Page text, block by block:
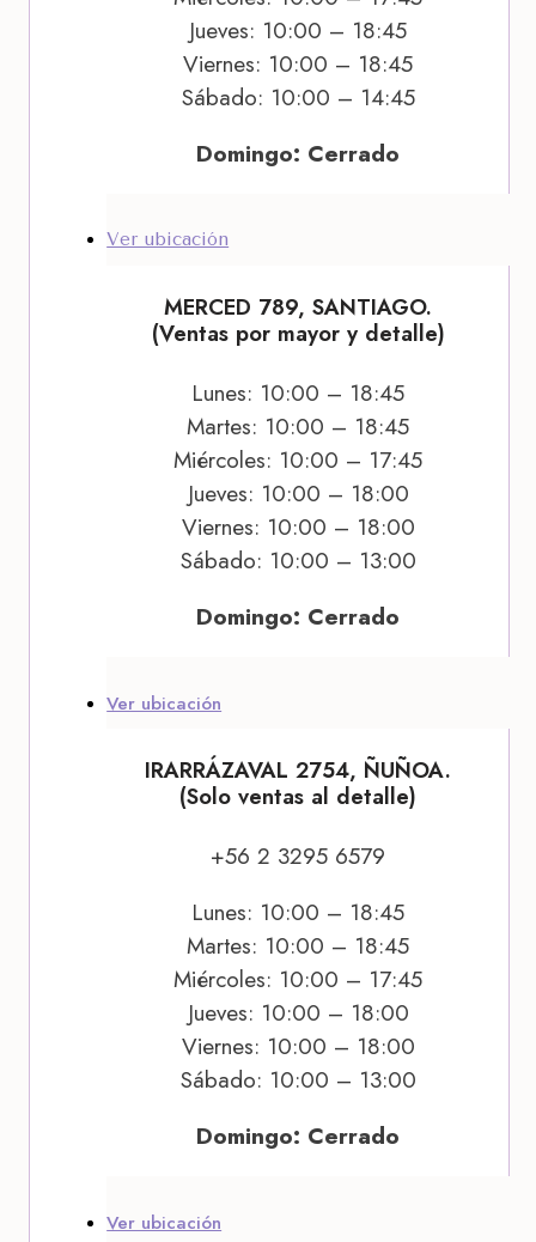
Jueves: 10:00 – 18:45
Viernes: 10:00 – 18:45
Sábado: 10:00 – 14:45
Domingo: Cerrado
Ver ubicación
MERCED 789, SANTIAGO.
(Ventas por mayor y detalle)
Lunes: 10:00 – 18:45
Martes: 10:00 – 18:45
Miércoles: 10:00 – 17:45
Jueves: 10:00 – 18:00
Viernes: 10:00 – 18:00
Sábado: 10:00 – 13:00
Domingo: Cerrado
Ver ubicación
IRARRÁZAVAL 2754, ÑUÑOA.
(Solo ventas al detalle)
+56 2 3295 6579
Lunes: 10:00 – 18:45
Martes: 10:00 – 18:45
Miércoles: 10:00 – 17:45
Jueves: 10:00 – 18:00
Viernes: 10:00 – 18:00
Sábado: 10:00 – 13:00
Domingo: Cerrado
Ver ubicación